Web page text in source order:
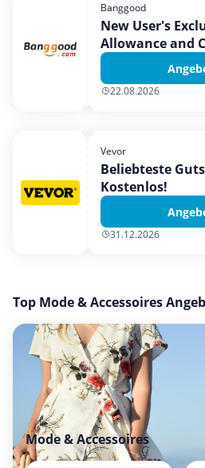
Banggood
New User's
Allowance and
22.08.2026
Vevor
Beliebteste
Kostenlos!
31.12.2026
Top Mode & Accessoires
Mode & Accessoires